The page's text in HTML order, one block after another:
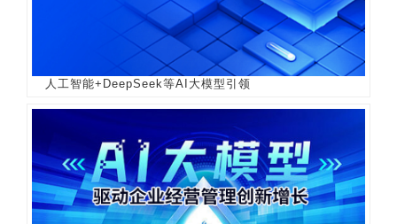
人工智能+DeepSeek等AI大模型引领